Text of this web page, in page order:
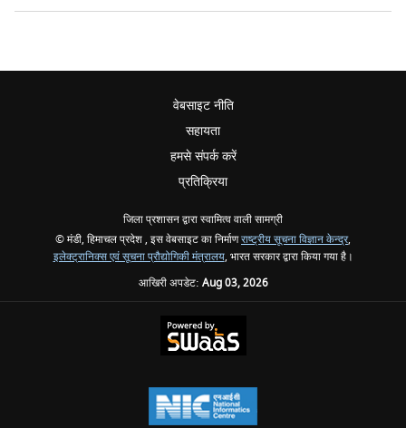
वेबसाइट नीति
सहायता
हमसे संपर्क करें
प्रतिक्रिया
जिला प्रशासन द्वारा स्वामित्व वाली सामग्री
© मंडी, हिमाचल प्रदेश , इस वेबसाइट का निर्माणराष्ट्रीय सूचना विज्ञान केन्द्र,
इलेक्ट्रानिक्स एवं सूचना प्रौद्योगिकी मंत्रालय, भारत सरकार द्वारा किया गया है।
आखिरी अपडेट: Aug 03, 2026